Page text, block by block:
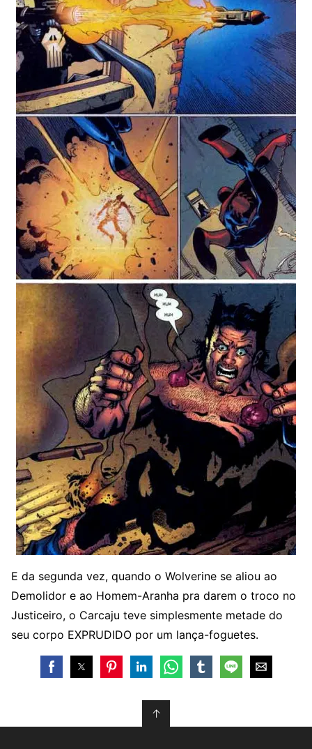
E da segunda vez, quando o Wolverine se aliou ao
Demolidor e ao Homem-Aranha pra darem o troco no
Justiceiro, o Carcaju teve simplesmente metade do
seu corpo EXPRUDIDO por um lança-foguetes.
↑